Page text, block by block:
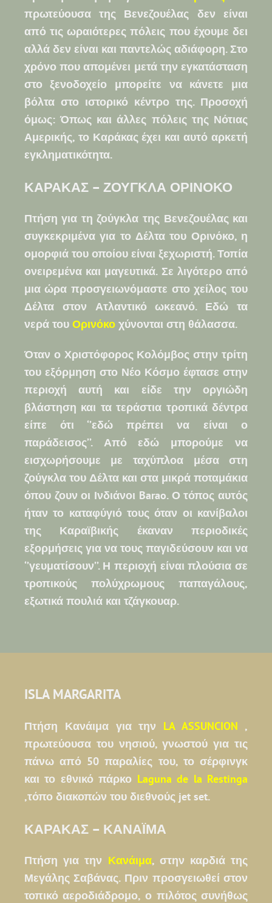
πρωτεύουσα της Βενεζουέλας δεν είναι
από τις ωραιότερες πόλεις που έχουμε δει
αλλά δεν είναι και παντελώς αδιάφορη. Στο
χρόνο που απομένει μετά την εγκατάσταση
στο ξενοδοχείο μπορείτε να κάνετε μια
βόλτα στο ιστορικό κέντρο της. Προσοχή
όμως: Όπως και άλλες πόλεις της Νότιας
Αμερικής, το Καράκας έχει και αυτό αρκετή
εγκληματικότητα.
ΚΑΡΑΚΑΣ – ΖΟΥΓΚΛΑ ΟΡΙΝΟΚΟ
Πτήση για τη ζούγκλα της Βενεζουέλας και
συγκεκριμένα για το Δέλτα του Ορινόκο, η
ομορφιά του οποίου είναι ξεχωριστή. Τοπία
ονειρεμένα και μαγευτικά. Σε λιγότερο από
μια ώρα προσγειωνόμαστε στο χείλος του
Δέλτα στον Ατλαντικό ωκεανό. Εδώ τα
νερά του Ορινόκοχύνονται στη θάλασσα.
Όταν ο Χριστόφορος Κολόμβος στην τρίτη
του εξόρμηση στο Νέο Κόσμο έφτασε στην
περιοχή αυτή και είδε την οργιώδη
βλάστηση και τα τεράστια τροπικά δέντρα
είπε ότι ‘’εδώ πρέπει να είναι ο
παράδεισος’’. Από εδώ μπορούμε να
εισχωρήσουμε με ταχύπλοα μέσα στη
ζούγκλα του Δέλτα και στα μικρά ποταμάκια
όπου ζουν οι Ινδιάνοι Barao. Ο τόπος αυτός
ήταν το καταφύγιό τους όταν οι κανίβαλοι
της Καραϊβικής έκαναν περιοδικές
εξορμήσεις για να τους παγιδεύσουν και να
‘’γευματίσουν’’. Η περιοχή είναι πλούσια σε
τροπικούς πολύχρωμους παπαγάλους,
εξωτικά πουλιά και τζάγκουαρ.
ISLA MARGARITA
Πτήση Κανάιμα για την LA ASSUNCION ,
πρωτεύουσα του νησιού, γνωστού για τις
πάνω από 50 παραλίες του, το σέρφινγκ
και το εθνικό πάρκο Laguna de la Restinga
,τόπο διακοπών του διεθνούς jet set.
ΚΑΡΑΚΑΣ – ΚΑΝΑΪΜΑ
Πτήση για την Κανάιμα, στην καρδιά της
Μεγάλης Σαβάνας. Πριν προσγειωθεί στον
τοπικό αεροδιάδρομο, ο πιλότος συνήθως